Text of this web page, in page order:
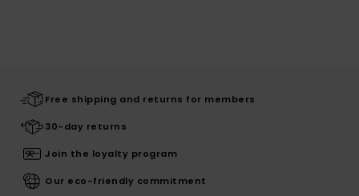
Free shipping and returns for members
30-day returns
Join the loyalty program
Our eco-friendly commitment